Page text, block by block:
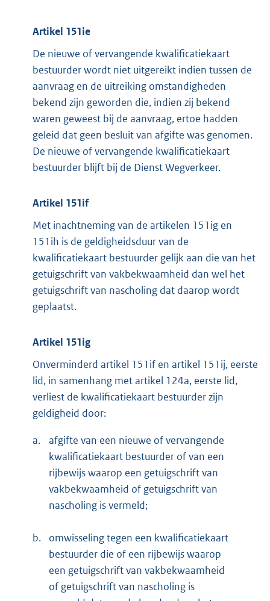
Artikel 151ie
De nieuwe of vervangende kwalificatiekaart
bestuurder wordt niet uitgereikt indien tussen de
aanvraag en de uitreiking omstandigheden
bekend zijn geworden die, indien zij bekend
waren geweest bij de aanvraag, ertoe hadden
geleid dat geen besluit van afgifte was genomen.
De nieuwe of vervangende kwalificatiekaart
bestuurder blijft bij de Dienst Wegverkeer.
Artikel 151if
Met inachtneming van de artikelen 151ig en
151ih is de geldigheidsduur van de
kwalificatiekaart bestuurder gelijk aan die van het
getuigschrift van vakbekwaamheid dan wel het
getuigschrift van nascholing dat daarop wordt
geplaatst.
Artikel 151ig
Onverminderd artikel 151if en artikel 151ij, eerste
lid, in samenhang met artikel 124a, eerste lid,
verliest de kwalificatiekaart bestuurder zijn
geldigheid door:
a.
afgifte van een nieuwe of vervangende
kwalificatiekaart bestuurder of van een
rijbewijs waarop een getuigschrift van
vakbekwaamheid of getuigschrift van
nascholing is vermeld;
b.
omwisseling tegen een kwalificatiekaart
bestuurder die of een rijbewijs waarop
een getuigschrift van vakbekwaamheid
of getuigschrift van nascholing is